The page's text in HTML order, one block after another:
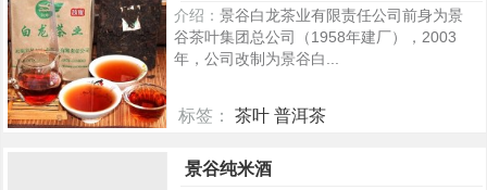
介绍： 景谷白龙茶业有限责任公司前身为景
谷茶叶集团总公司（1958年建厂），2003
年，公司改制为景谷白...
标签： 茶叶 普洱茶
景谷纯米酒